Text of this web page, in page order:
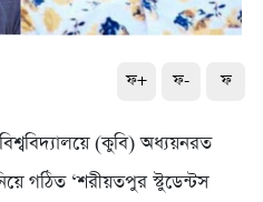
ফ+ ফ- ফ
(কুবি) অধ্যয়নরত
গঠিত ‘শরীয়তপুর স্টুডেন্টস